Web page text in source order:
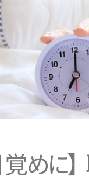
覚めに】